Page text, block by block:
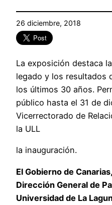
26 diciembre, 2018
La exposición destaca
legado y los resultados
los últimos 30 años.
público hasta el 31 de
Vicerrectorado de
la ULL
la inauguración.
El Gobierno de
Dirección General de
Universidad de La